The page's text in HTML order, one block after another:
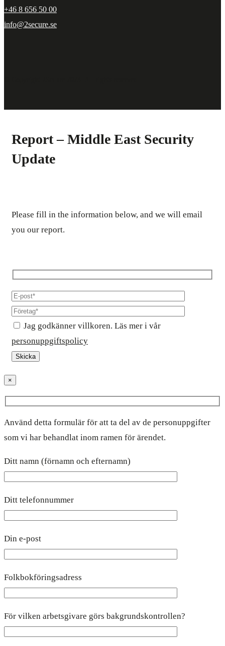
+46 8 656 50 00
info@2secure.se
Report – Middle East Security
Update
Please fill in the information below, and we will email
you our report.
Jag godkänner villkoren. Läs mer i vår
personuppgiftspolicy
×
Använd detta formulär för att ta del av de personuppgifter
som vi har behandlat inom ramen för ärendet.
Ditt namn (förnamn och efternamn)
Ditt telefonnummer
Din e-post
Folkbokföringsadress
För vilken arbetsgivare görs bakgrundskontrollen?